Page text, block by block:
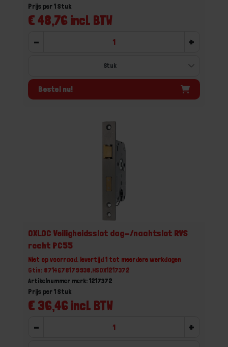
€ 48,76 incl. BTW
Prijs per 1 Stuk
- +
Bestel nu!
OXLOC Veiligheidsslot dag-/nachtslot RVS
recht PC55
Niet op voorraad, levertijd 1 tot meerdere werkdagen
Gtin: 8714678179938,HSOX1217372
Artikelnummer merk: 1217372
€ 36,46 incl. BTW
Prijs per 1 Stuk
- +